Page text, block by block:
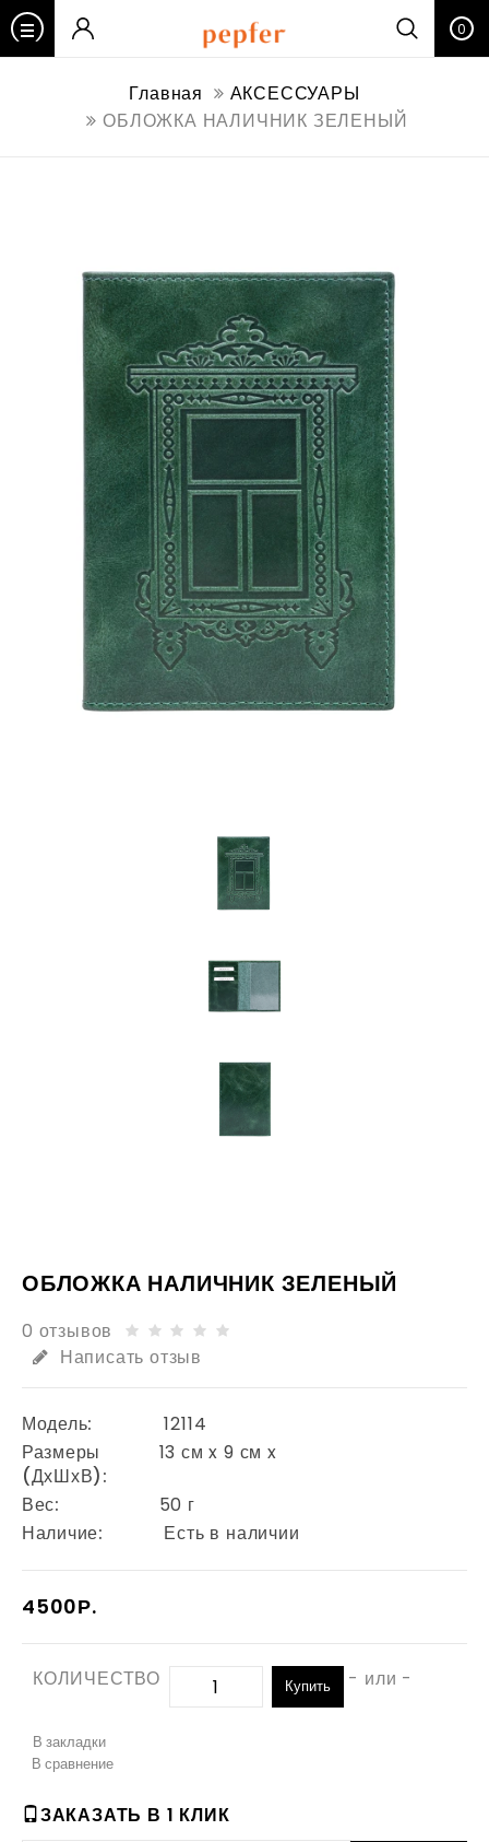
0
Главная
АКСЕССУАРЫ
ОБЛОЖКА НАЛИЧНИК ЗЕЛЕНЫЙ
ОБЛОЖКА НАЛИЧНИК ЗЕЛЕНЫЙ
0 отзывов
Написать отзыв
Модель:
12114
Размеры
(ДхШхВ):
13 см x 9 см x
Вес:
50 г
Наличие:
Есть в наличии
4500Р.
КОЛИЧЕСТВО Купить - или -
В закладки
В сравнение
ЗАКАЗАТЬ В 1 КЛИК